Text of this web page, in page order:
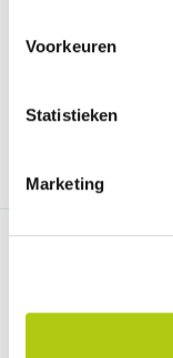
Voorkeuren
Statistieken
Marketing
Avis des
Distributeur